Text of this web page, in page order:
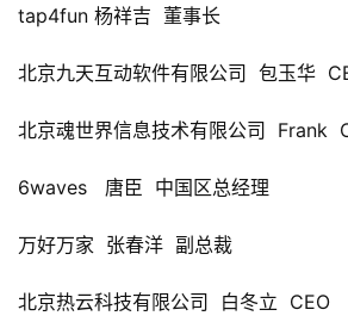
tap4fun 杨祥吉  董事长
北京九天互动软件有限公司 包玉华
北京魂世界信息技术有限公司 Frank
6waves 唐臣 中国区总经理
万好万家 张春洋 副总裁
北京热云科技有限公司 白冬立 CEO